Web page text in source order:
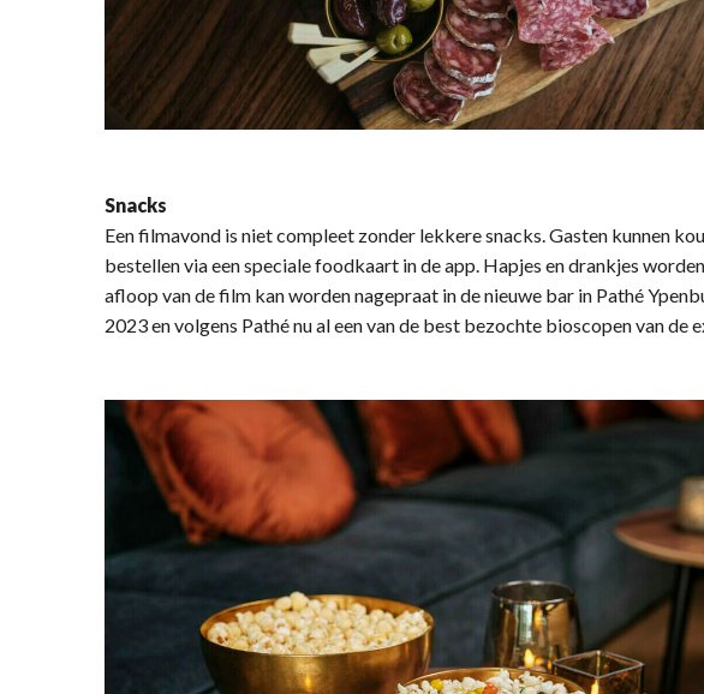
Snacks
Een filmavond is niet compleet zonder lekkere snacks. Gasten kunnen
bestellen via een speciale foodkaart in de app. Hapjes en drankjes
afloop van de film kan worden nagepraat in de nieuwe bar in Pathé
2023 en volgens Pathé nu al een van de best bezochte bioscopen van de